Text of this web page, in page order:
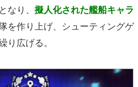
り、 擬人化された艦船キャラ
を作り上げ、シューティングゲ
り広げる。